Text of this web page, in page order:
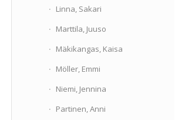
Linna, Sakari
Marttila, Juuso
Mäkikangas, Kaisa
Möller, Emmi
Niemi, Jennina
Partinen, Anni